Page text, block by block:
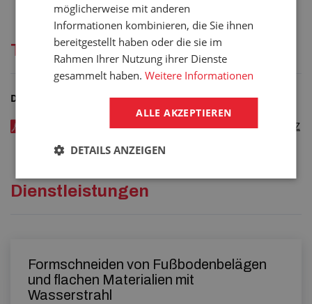
Technische Dokumentation
Dateien zum Herunterladen
DLAŽDICE FORTELOCK INVISIBLE 2030 - katalogový list v CZ
Dienstleistungen
Formschneiden von Fußbodenbelägen
und flachen Materialien mit
Wasserstrahl
möglicherweise mit anderen
Informationen kombinieren, die Sie ihnen
bereitgestellt haben oder die sie im
Rahmen Ihrer Nutzung ihrer Dienste
gesammelt haben.Weitere Informationen
ALLE AKZEPTIEREN
DETAILS ANZEIGEN